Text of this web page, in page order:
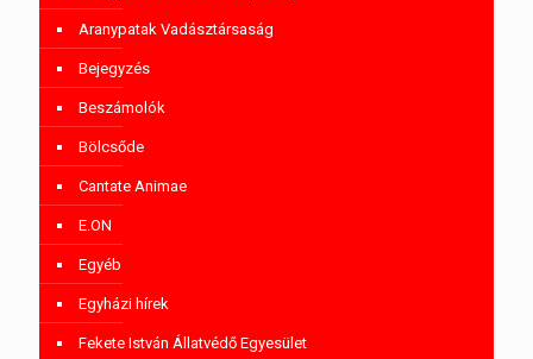
Aranypatak Vadásztársaság
Bejegyzés
Beszámolók
Bölcsőde
Cantate Animae
E.ON
Egyéb
Egyházi hírek
Fekete István Állatvédő Egyesület